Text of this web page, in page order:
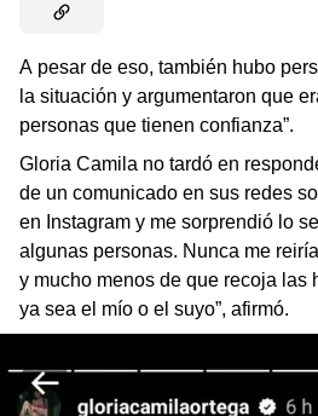
A pesar de eso, también hubo
la situación y argumentaron que
personas que tienen confianza”.
Gloria Camila no tardó en
de un comunicado en sus redes
en Instagram y me sorprendió lo
algunas personas. Nunca me
y mucho menos de que recoja las
ya sea el mío o el suyo”, afirmó.